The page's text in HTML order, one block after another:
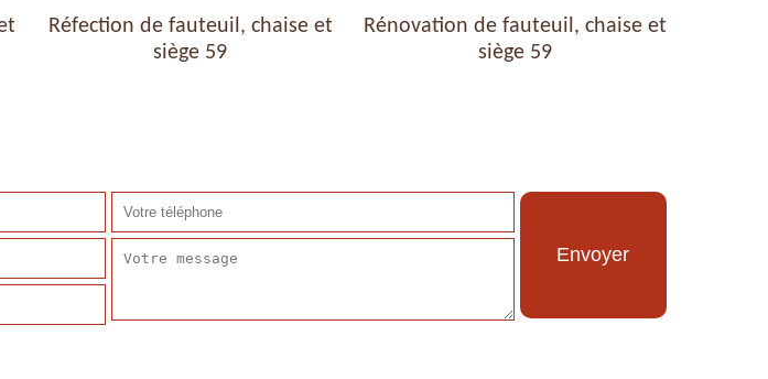
Réfection de fauteuil, chaise et
siège 59
Rénovation de fauteuil, chaise et
siège 59